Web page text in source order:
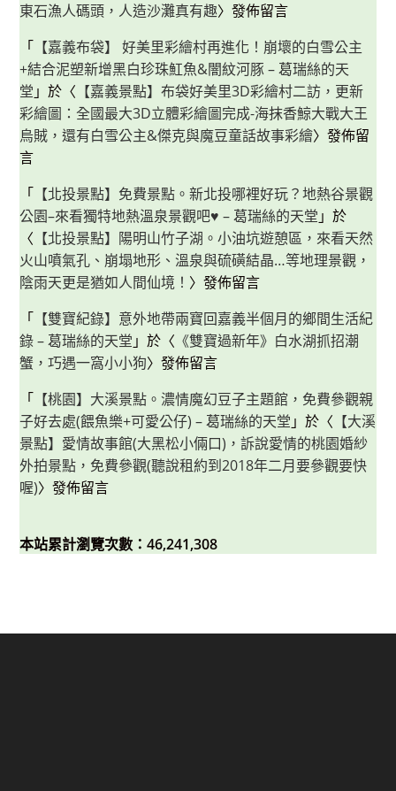
東石漁人碼頭，人造沙灘真有趣〉發佈留言
「 【嘉義布袋】 好美里彩繪村再進化！崩壞的白雪公主
+結合泥塑新增黑白珍珠魟魚&闇紋河豚 – 葛瑞絲的天
堂 」於〈 【嘉義景點】布袋好美里3D彩繪村二訪，更新
彩繪圖：全國最大3D立體彩繪圖完成-海抹香鯨大戰大王
烏賊，還有白雪公主&傑克與魔豆童話故事彩繪〉發佈留
言
「 【北投景點】免費景點。新北投哪裡好玩？地熱谷景觀
公園–來看獨特地熱溫泉景觀吧♥ – 葛瑞絲的天堂 」於
〈 【北投景點】陽明山竹子湖。小油坑遊憩區，來看天然
火山噴氣孔、崩塌地形、溫泉與硫磺結晶…等地理景觀，
陰雨天更是猶如人間仙境！ 〉發佈留言
「 【雙寶紀錄】意外地帶兩寶回嘉義半個月的鄉間生活紀
錄 – 葛瑞絲的天堂 」於〈 《雙寶過新年》白水湖抓招潮
蟹，巧遇一窩小小狗〉發佈留言
「 【桃園】大溪景點。濃情魔幻豆子主題館，免費參觀親
子好去處(餵魚樂+可愛公仔) – 葛瑞絲的天堂 」於〈 【大溪
景點】愛情故事館(大黑松小倆口)，訴說愛情的桃園婚紗
外拍景點，免費參觀(聽說租約到2018年二月要參觀要快
喔)〉發佈留言
本站累計瀏覽次數：46,241,308